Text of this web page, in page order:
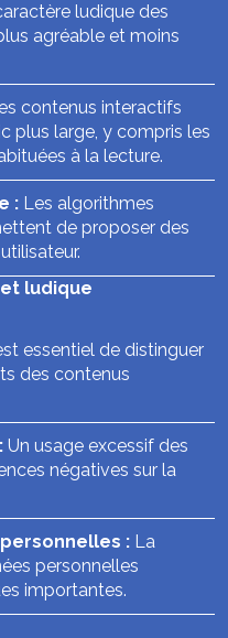
ludique des
agréable et moins
contenus interactifs
plus large, y compris les
à la lecture.
: Les algorithmes
de proposer des
ludique
essentiel de distinguer
des contenus
Un usage excessif des
négatives sur la
: La
personnelles
importantes.